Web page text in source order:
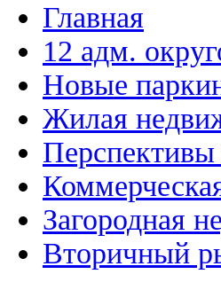
Главная
12 адм.
Новые
Жилая
Загородная
Вторичный